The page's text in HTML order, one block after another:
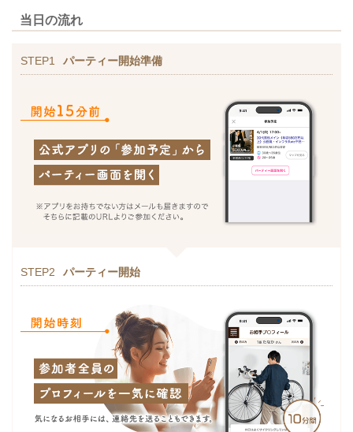
当日の流れ
STEP1 パーティー開始準備
STEP2 パーティー開始